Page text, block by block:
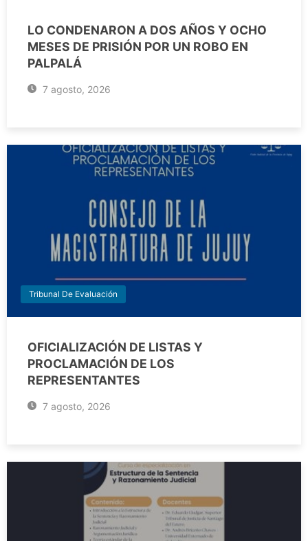
LO CONDENARON A DOS AÑOS Y OCHO
MESES DE PRISIÓN POR UN ROBO EN
PALPALÁ
7 agosto, 2026
Tribunal De Evaluación
OFICIALIZACIÓN DE LISTAS Y
PROCLAMACIÓN DE LOS
REPRESENTANTES
7 agosto, 2026